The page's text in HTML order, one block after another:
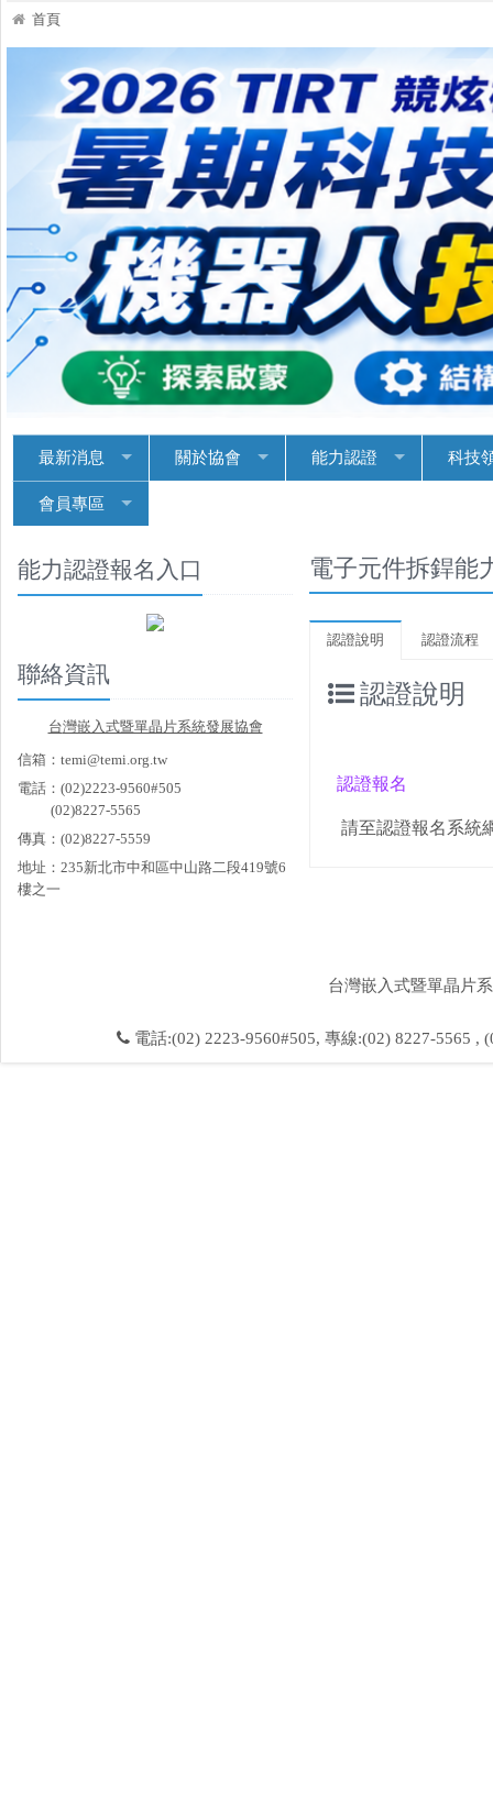
首頁
最新消息 關於協會 能力認證 科技
會員專區
能力認證報名入口
聯絡資訊
台灣嵌入式暨單晶片系統發展協會
信箱：temi@temi.org.tw
電話：(02)2223-9560#505
(02)8227-5565
傳真：(02)8227-5559
地址：235新北市中和區中山路二段419號6
樓之一
電子元件拆銲能
認證說明 認證流程
認證說明
認證報名
請至認證報名系統
台灣嵌入式暨單晶片
電話:(02) 2223-9560#505, 專線:(02) 8227-